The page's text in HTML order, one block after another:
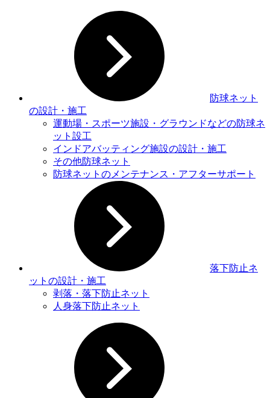
防球ネット
の設計・施工
運動場・スポーツ施設・グラウンドなどの防球ネ
ット設⼯
インドアバッティング施設の設計・施工
その他防球ネット
防球ネットのメンテナンス・アフターサポート
落下防止ネ
ットの設計・施工
剥落・落下防止ネット
人身落下防止ネット